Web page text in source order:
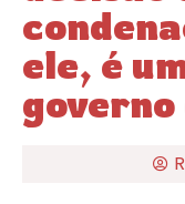
ele, é